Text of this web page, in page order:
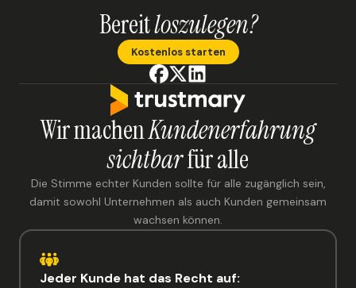
Bereitloszulegen?
Kostenlos starten
Wir machenKundenerfahrung
sichtbarfür alle
Die Stimme echter Kunden sollte für alle zugänglich sein,
damit sowohl Unternehmen als auch Kunden gemeinsam
wachsen können.
Jeder Kunde hat das Recht auf: